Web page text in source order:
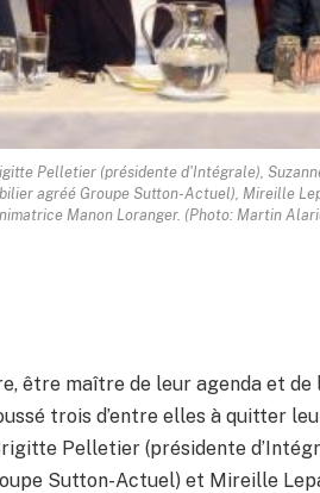
Pelletier (présidente d'Intégrale),
agréé Groupe Sutton-Actuel), Mireille
Manon Loranger. (Photo: Martin
être maître de leur agenda et de
trois d’entre elles à quitter
Pelletier (présidente
Sutton-Actuel) et Mireille